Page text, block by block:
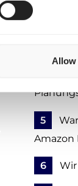
Allow
5
Amazon
6 Wir